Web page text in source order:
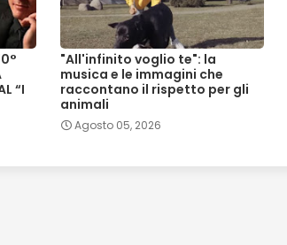
“I
"All'infinito voglio te": la
musica e le immagini che
raccontano il rispetto per gli
animali
Agosto 05, 2026